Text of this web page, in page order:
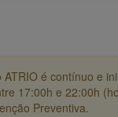
ATRIO é contínuo e
17:00h e 22:00h
Preventiva.